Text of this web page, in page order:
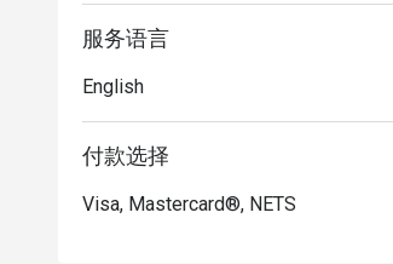
服务语言
English
付款选择
Visa, Mastercard®, NETS